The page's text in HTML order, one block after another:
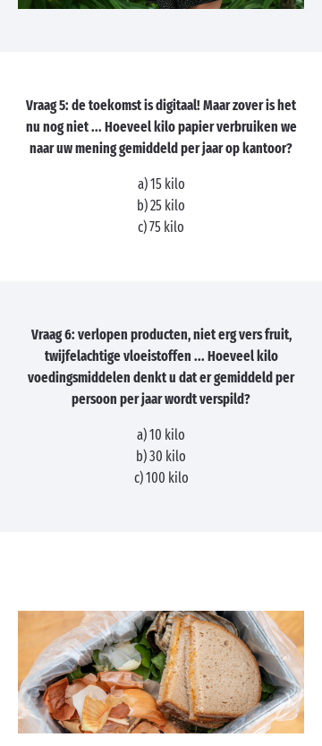
Vraag 5: de toekomst is digitaal! Maar zover is het
nu nog niet ... Hoeveel kilo papier verbruiken we
naar uw mening gemiddeld per jaar op kantoor?
a) 15 kilo
b) 25 kilo
c) 75 kilo
Vraag 6: verlopen producten, niet erg vers fruit,
twijfelachtige vloeistoffen ... Hoeveel kilo
voedingsmiddelen denkt u dat er gemiddeld per
persoon per jaar wordt verspild?
a) 10 kilo
b) 30 kilo
c) 100 kilo